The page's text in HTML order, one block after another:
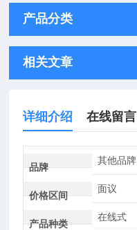
产品分类
相关文章
详细介绍 在线留言
品牌
其他品牌
价格区间
面议
产品种类
在线式